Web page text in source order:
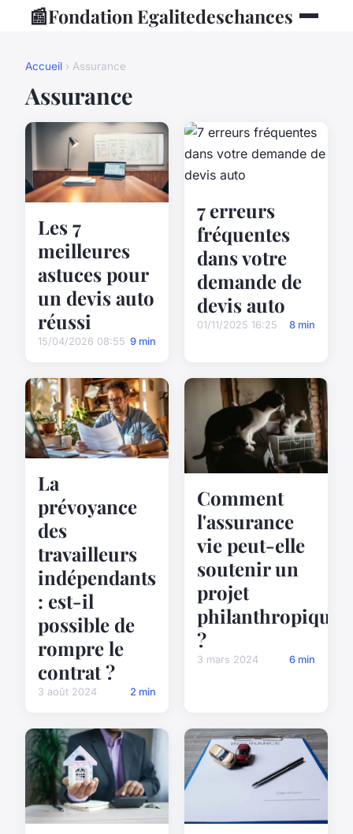
📰Fondation Egalitedeschances
Accueil › Assurance
Assurance
Les 7
meilleures
astuces pour
un devis auto
réussi
15/04/2026 08:55 9 min
7 erreurs
fréquentes
dans votre
demande de
devis auto
01/11/2025 16:25 8 min
La
prévoyance
des
travailleurs
indépendants
: est-il
possible de
rompre le
contrat ?
3 août 2024 2 min
Comment
l'assurance
vie peut-elle
soutenir un
projet
philanthropique
?
3 mars 2024 6 min